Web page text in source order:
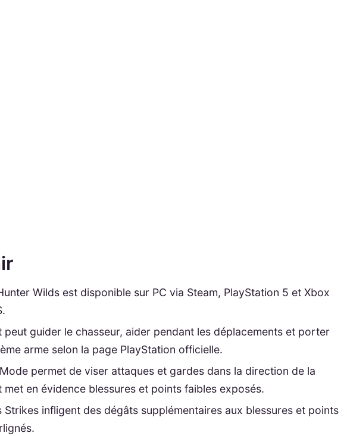
Wilds est disponible sur PC via Steam, PlayStation 5 et Xbox
peut guider le chasseur, aider pendant les déplacements et porter
arme selon la page PlayStation officielle.
permet de viser attaques et gardes dans la direction de la
met en évidence blessures et points faibles exposés.
Strikes infligent des dégâts supplémentaires aux blessures et points